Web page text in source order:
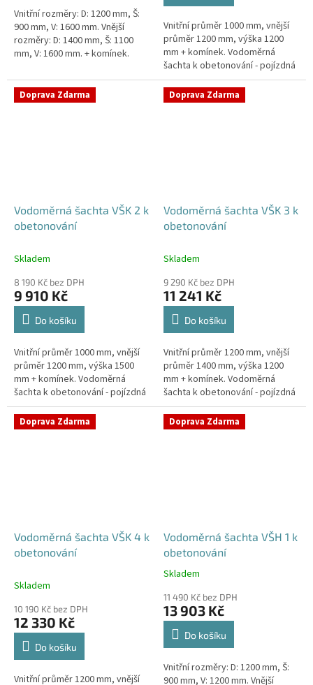
hvězdiček.
Vnitřní rozměry: D: 1200 mm, Š:
900 mm, V: 1600 mm. Vnější
rozměry: D: 1400 mm, Š: 1100
mm, V: 1600 mm. + komínek.
bez obetonováníStandardní...
Vnitřní průměr 1000 mm, vnější
průměr 1200 mm, výška 1200
mm + komínek. Vodoměrná
šachta k obetonování - pojízdná
i pod parkovací stáníStandardní
prostupy šachty DN32 (jiné na...
Doprava Zdarma
Vodoměrná šachta VŠK 2 k
obetonování
Skladem
8 190 Kč bez DPH
9 910 Kč
Do košíku
Vnitřní průměr 1000 mm, vnější
průměr 1200 mm, výška 1500
mm + komínek. Vodoměrná
šachta k obetonování - pojízdná
i pod parkovací stáníStandardní
prostupy šachty DN32 (jiné na...
Doprava Zdarma
Vodoměrná šachta VŠK 3 k
obetonování
Skladem
9 290 Kč bez DPH
11 241 Kč
Do košíku
Vnitřní průměr 1200 mm, vnější
průměr 1400 mm, výška 1200
mm + komínek. Vodoměrná
šachta k obetonování - pojízdná
i pod parkovací stáníStandardní
prostupy šachty DN32 (jiné na...
Doprava Zdarma
Vodoměrná šachta VŠK 4 k
obetonování
Skladem
10 190 Kč bez DPH
12 330 Kč
Do košíku
Vnitřní průměr 1200 mm, vnější
Doprava Zdarma
Vodoměrná šachta VŠH 1 k
obetonování
Průměrné
produktu
je
5,0
hvězdiček.
Skladem
11 490 Kč bez DPH
13 903 Kč
Do košíku
Vnitřní rozměry: D: 1200 mm, Š:
900 mm, V: 1200 mm. Vnější